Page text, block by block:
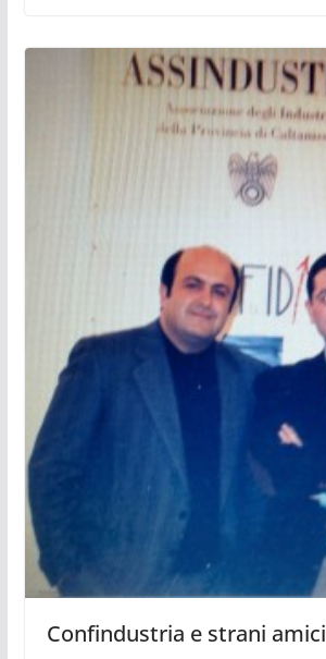
Confindustria e strani amici